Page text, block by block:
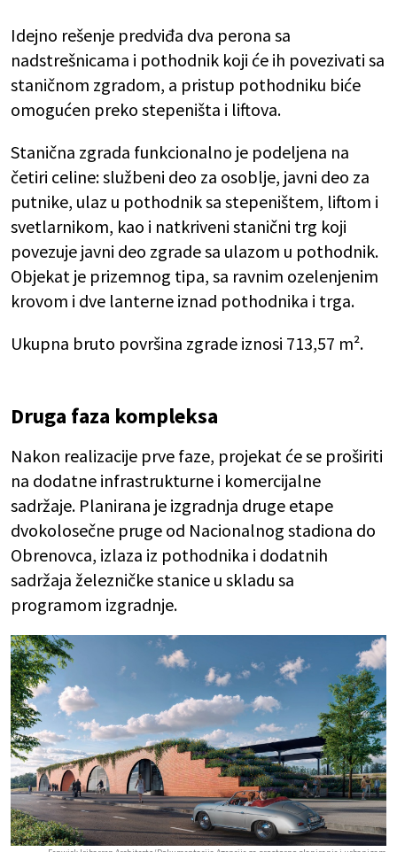
Idejno rešenje predviđa dva perona sa
nadstrešnicama i pothodnik koji će ih povezivati sa
staničnom zgradom, a pristup pothodniku biće
omogućen preko stepeništa i liftova.
Stanična zgrada funkcionalno je podeljena na
četiri celine: službeni deo za osoblje, javni deo za
putnike, ulaz u pothodnik sa stepeništem, liftom i
svetlarnikom, kao i natkriveni stanični trg koji
povezuje javni deo zgrade sa ulazom u pothodnik.
Objekat je prizemnog tipa, sa ravnim ozelenjenim
krovom i dve lanterne iznad pothodnika i trga.
Ukupna bruto površina zgrade iznosi 713,57 m².
Druga faza kompleksa
Nakon realizacije prve faze, projekat će se proširiti
na dodatne infrastrukturne i komercijalne
sadržaje. Planirana je izgradnja druge etape
dvokolosečne pruge od Nacionalnog stadiona do
Obrenovca, izlaza iz pothodnika i dodatnih
sadržaja železničke stanice u skladu sa
programom izgradnje.